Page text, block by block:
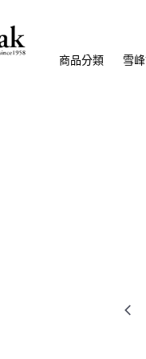
商品分類 雪